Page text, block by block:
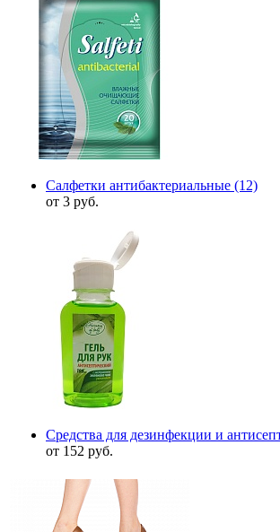
Салфетки антибактериальные (12)
от 3 руб.
Средства для дезинфекции и
от 152 руб.